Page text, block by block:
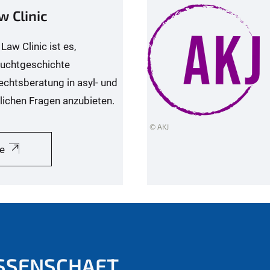
Clinic
Clinic ist es,
in asyl- und
Fragen anzubieten.
© AKJ